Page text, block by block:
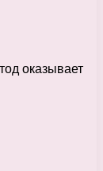
оказывает